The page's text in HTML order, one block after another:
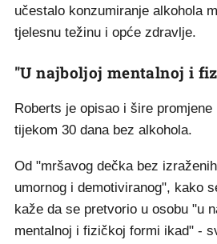
učestalo konzumiranje alkohola
tjelesnu težinu i opće zdravlje.
"U najboljoj mentalnoj i
Roberts je opisao i šire
tijekom 30 dana bez alkohola.
Od "mršavog dečka bez
umornog i demotiviranog", kako
kaže da se pretvorio u osobu "u
mentalnoj i fizičkoj formi ikad" -